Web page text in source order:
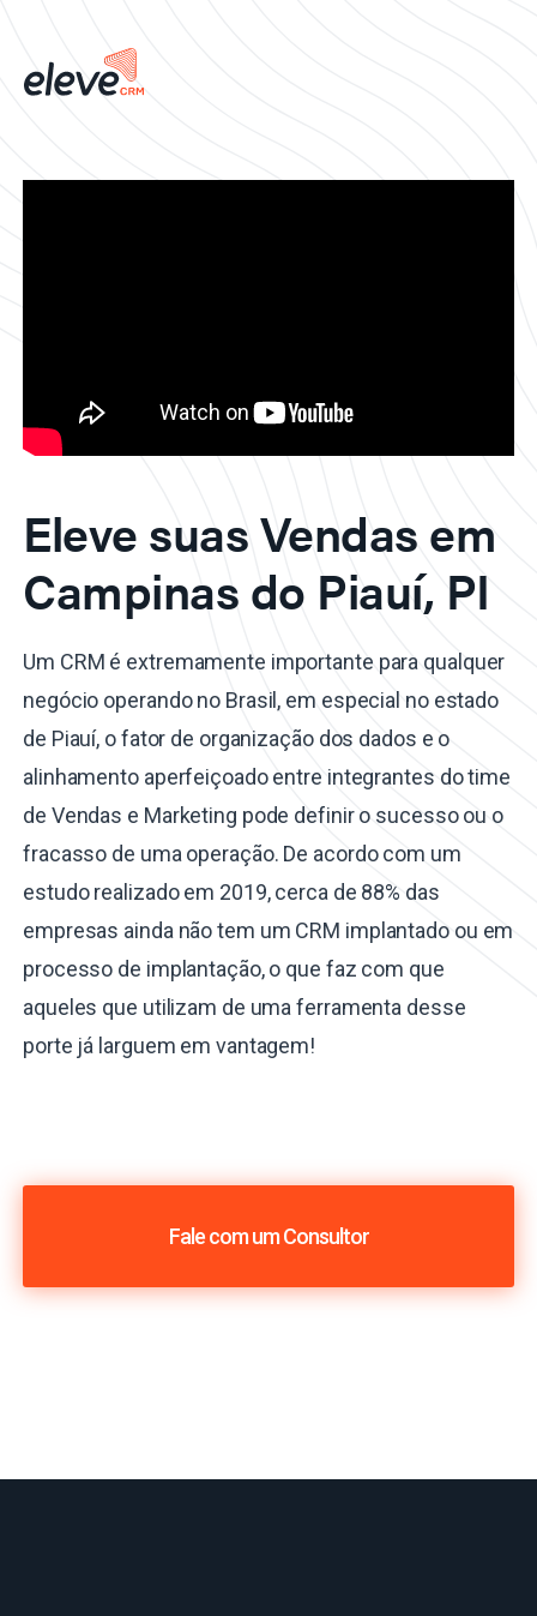
Eleve suas Vendas em
Campinas do Piauí, PI
Um CRM é extremamente importante para qualquer
negócio operando no Brasil, em especial no estado
de Piauí, o fator de organização dos dados e o
alinhamento aperfeiçoado entre integrantes do time
de Vendas e Marketing pode definir o sucesso ou o
fracasso de uma operação. De acordo com um
estudo realizado em 2019, cerca de 88% das
empresas ainda não tem um CRM implantado ou em
processo de implantação, o que faz com que
aqueles que utilizam de uma ferramenta desse
porte já larguem em vantagem!
Fale com um Consultor